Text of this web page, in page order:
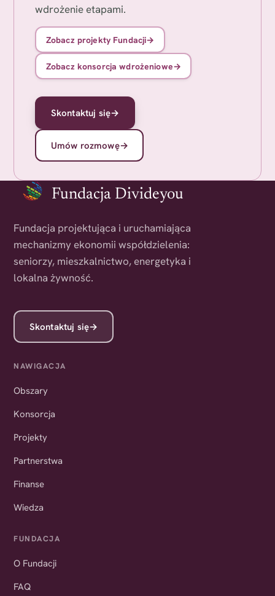
wdrożenie etapami.
Zobacz projekty Fundacji→
Zobacz konsorcja wdrożeniowe→
Skontaktuj się→
Umów rozmowę→
Fundacja Divideyou
Fundacja projektująca i uruchamiająca
mechanizmy ekonomii współdzielenia:
seniorzy, mieszkalnictwo, energetyka i
lokalna żywność.
Skontaktuj się→
NAWIGACJA
Obszary
Konsorcja
Projekty
Partnerstwa
Finanse
Wiedza
FUNDACJA
O Fundacji
FAQ